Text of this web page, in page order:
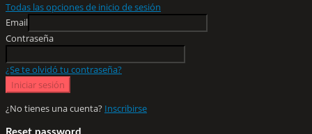
Todas las opciones de inicio de sesión
Email
Contraseña
¿Se te olvidó tu contraseña?
Iniciar sesión
¿No tienes una cuenta? Inscribirse